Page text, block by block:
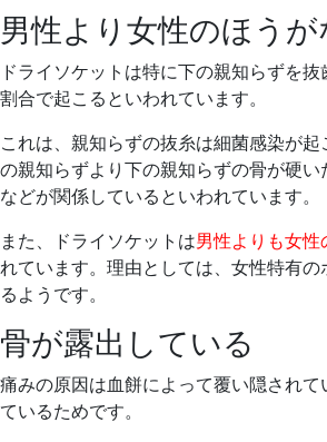
男性より女性のほう
ドライソケットは特に下の親知らずを
割合で起こるといわれています。
これは、親知らずの抜糸は細菌感染が
の親知らずより下の親知らずの骨が硬い
などが関係しているといわれています。
また、ドライソケットは男性よりも女性
れています。理由としては、女性特有
るようです。
骨が露出している
痛みの原因は血餅によって覆い隠されて
ているためです。